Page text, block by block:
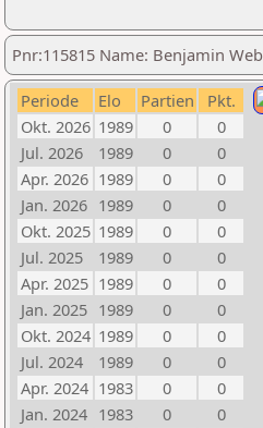
Pnr:115815 Name: Benjamin
Periode Elo Partien
Pkt.
Okt. 2026 1989 0
0
Jul. 2026
1989 0
0
Apr. 2026 1989 0
0
Jan. 2026 1989 0
0
Okt. 2025 1989 0
0
Jul. 2025
1989 0
0
Apr. 2025 1989 0
0
Jan. 2025 1989 0
0
Okt. 2024 1989 0
0
Jul. 2024
1989 0
0
Apr. 2024 1983 0
0
Jan. 2024 1983 0
0